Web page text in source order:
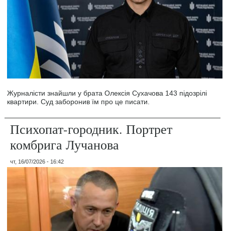
Журналісти знайшли у брата Олексія Сухачова 143 підозрілі
квартири. Суд заборонив їм про це писати.
Психопат-городник. Портрет
комбрига Лучанова
чт, 16/07/2026 - 16:42